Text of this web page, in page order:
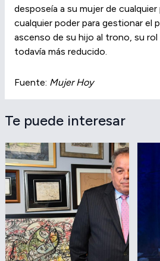
desposeía a su mujer de
cualquier poder para gestionar el
ascenso de su hijo al trono, su
todavía más reducido.
Fuente: Mujer Hoy
Te puede interesar